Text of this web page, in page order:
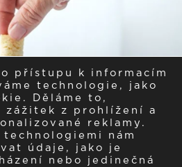
přístupu k informacím
technologie, jako
Děláme to,
zážitek z prohlížení a
reklamy.
nám
údaje, jako je
nebo jedinečná